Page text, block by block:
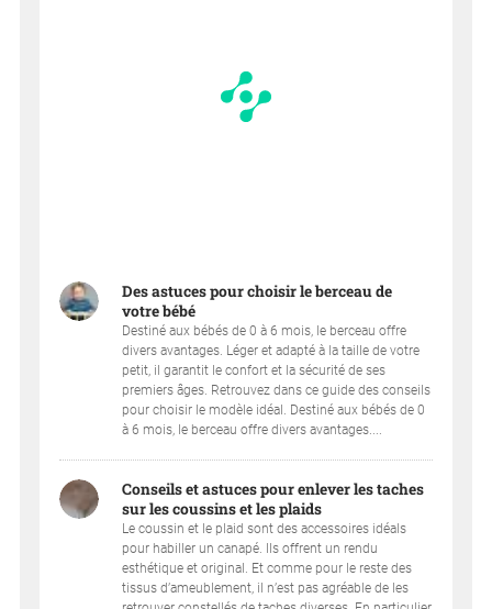
Des astuces pour choisir le berceau de
votre bébé
Destiné aux bébés de 0 à 6 mois, le berceau offre
divers avantages. Léger et adapté à la taille de votre
petit, il garantit le confort et la sécurité de ses
premiers âges. Retrouvez dans ce guide des conseils
pour choisir le modèle idéal. Destiné aux bébés de 0
à 6 mois, le berceau offre divers avantages....
Conseils et astuces pour enlever les taches
sur les coussins et les plaids
Le coussin et le plaid sont des accessoires idéals
pour habiller un canapé. Ils offrent un rendu
esthétique et original. Et comme pour le reste des
tissus d’ameublement, il n’est pas agréable de les